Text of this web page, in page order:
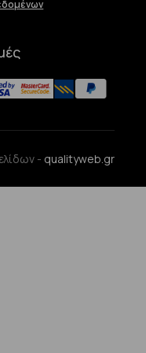
- qualityweb.gr